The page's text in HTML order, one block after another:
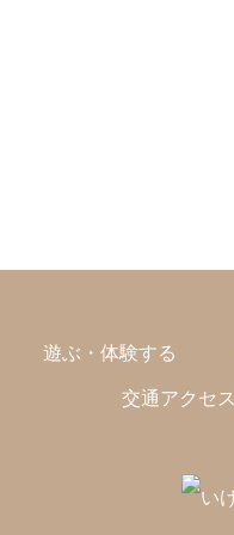
遊ぶ・体験する
交通アクセス